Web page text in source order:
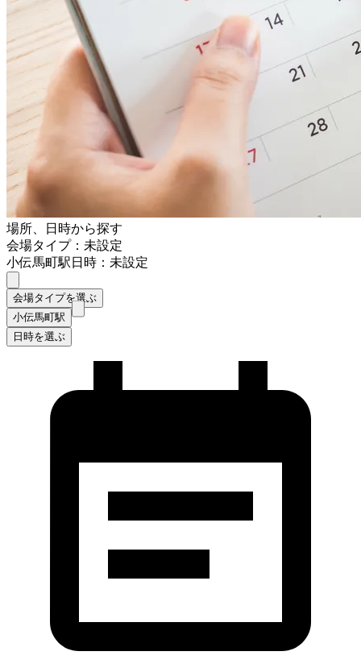
場所、日時から探す
会場タイプ：未設定
小伝馬町駅日時：未設定
会場タイプを選ぶ
小伝馬町駅
日時を選ぶ